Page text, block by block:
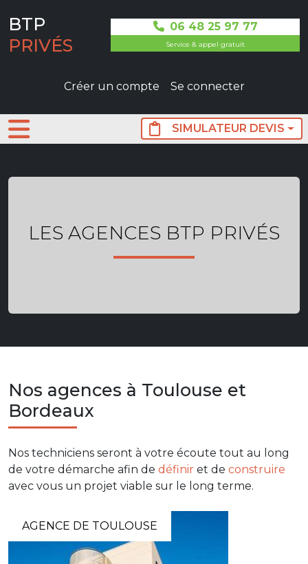
BTP
PRIVÉS
06 48 25 97 77
Service & appel gratuit
User not connected
Créer un compte Se connecter
SIMULATEUR DEVIS
LES AGENCES BTP PRIVÉS
Nos agences à Toulouse et
Bordeaux
Nos techniciens seront à votre écoute tout au long
de votre démarche afin de définir et de construire
avec vous un projet viable sur le long terme.
AGENCE DE TOULOUSE